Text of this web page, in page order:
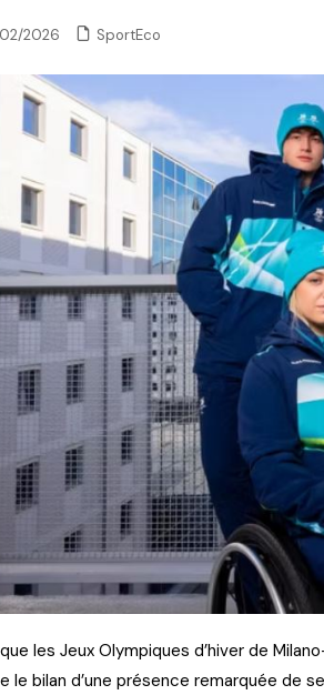
2026 SportEco
les Jeux Olympiques d’hiver de
le bilan d’une présence remarquée de